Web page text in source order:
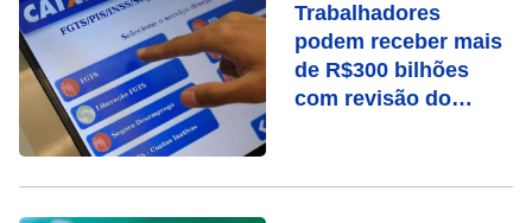
Trabalhadores
podem receber mais
de R$300 bilhões
com revisão do